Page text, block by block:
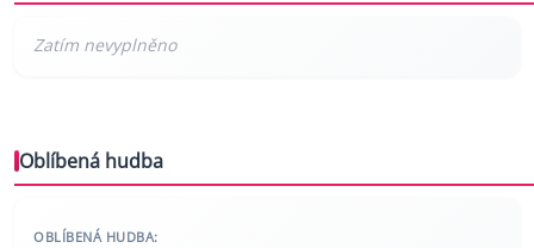
Oblíbená hudba
OBLÍBENÁ HUDBA: